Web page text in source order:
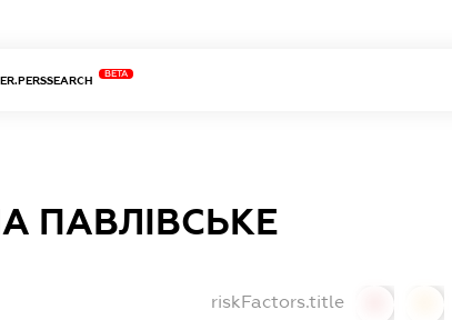
BETA
ПАВЛІВСЬКЕ
riskFactors.title